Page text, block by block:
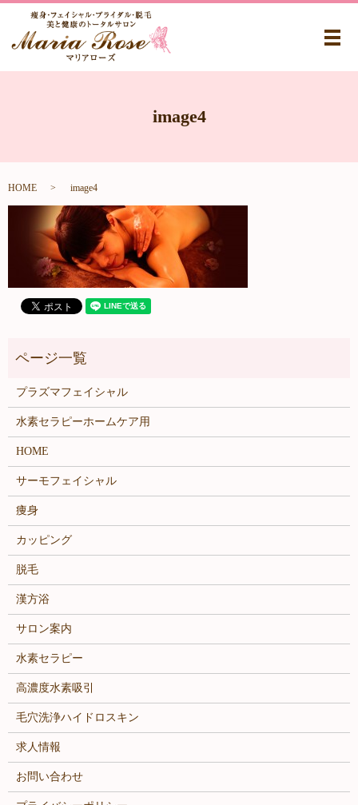
メ
image4
HOME image4
プラズマフェイシャル
水素セラピーホームケア用
HOME
サーモフェイシャル
痩身
カッピング
脱毛
漢方浴
サロン案内
水素セラピー
高濃度水素吸引
毛穴洗浄ハイドロスキン
求人情報
お問い合わせ